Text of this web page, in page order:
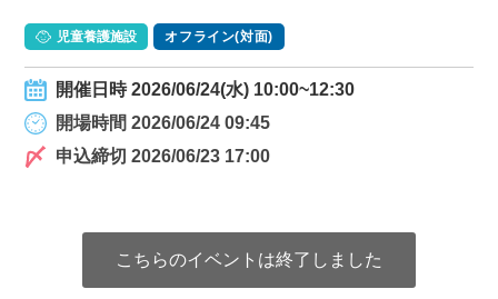
児童養護施設 オフライン(対面)
開催日時 2026/06/24(水) 10:00~12:30
開場時間 2026/06/24 09:45
申込締切 2026/06/23 17:00
こちらのイベントは終了しました